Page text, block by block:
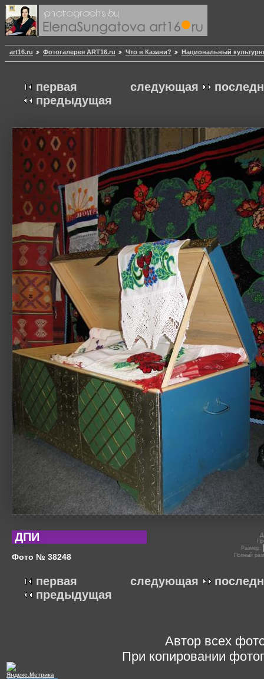
art16.ru Фотогалерея ART16.ru Что в Казани? Национальный
следующая
первая
предыдущая
ДПИ
Фото № 38248
Размер:
Полный
следующая
первая
предыдущая
Автор всех
При копировании